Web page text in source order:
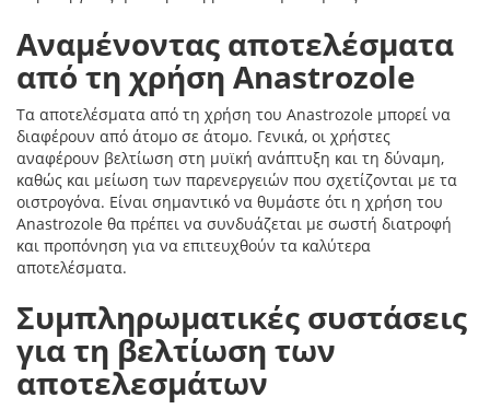
Αναμένοντας αποτελέσματα
από τη χρήση Anastrozole
Τα αποτελέσματα από τη χρήση του Anastrozole μπορεί να
διαφέρουν από άτομο σε άτομο. Γενικά, οι χρήστες
αναφέρουν βελτίωση στη μυϊκή ανάπτυξη και τη δύναμη,
καθώς και μείωση των παρενεργειών που σχετίζονται με τα
οιστρογόνα. Είναι σημαντικό να θυμάστε ότι η χρήση του
Anastrozole θα πρέπει να συνδυάζεται με σωστή διατροφή
και προπόνηση για να επιτευχθούν τα καλύτερα
αποτελέσματα.
Συμπληρωματικές συστάσεις
για τη βελτίωση των
αποτελεσμάτων